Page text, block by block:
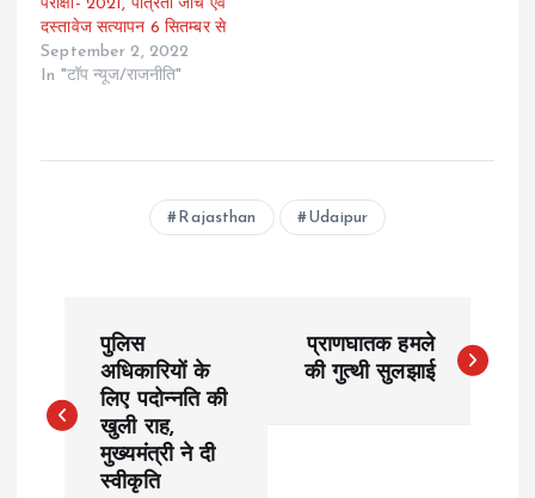
परीक्षा- 2021, पात्रता जांच एवं
दस्तावेज सत्यापन 6 सितम्बर से
September 2, 2022
In "टॉप न्यूज/राजनीति"
Rajasthan Udaipur
s
पुलिस
अधिकारियों के
लिए पदोन्नति की
खुली राह,
मुख्यमंत्री ने दी
स्वीकृति
प्राणघातक हमले
की गुत्थी सुलझाई